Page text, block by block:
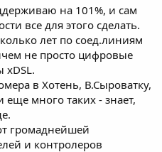
на 101%, и сам
все для этого сделать.
лет по соед.линиям
не просто цифровые
xDSL.
в Хотень, В.Сыроватку,
много таких - знает,
громаднейшей
и контролеров